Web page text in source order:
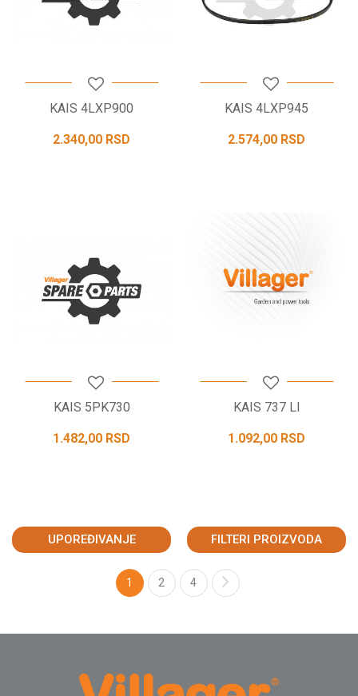
KAIS 4LXP900
2.340,00 RSD
KAIS 4LXP945
2.574,00 RSD
KAIS 5PK730
1.482,00 RSD
KAIS 737 LI
1.092,00 RSD
UPOREĐIVANJE FILTERI PROIZVODA
1 2 4